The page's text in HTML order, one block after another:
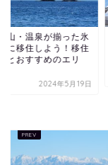
山・温泉が揃った氷
に移住しよう！移住
とおすすめのエリ
2024年5月19日